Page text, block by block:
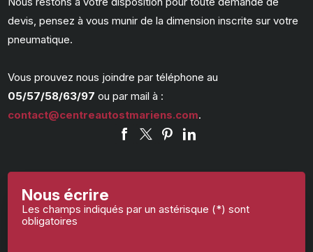
devis, pensez à vous munir de la dimension inscrite sur votre
pneumatique.
Vous prouvez nous joindre par téléphone au
05/57/58/63/97 ou par mail à :
contact@centreautostmariens.com.
Nous écrire
Les champs indiqués par un astérisque (*) sont
obligatoires